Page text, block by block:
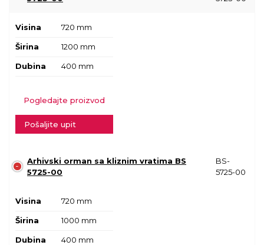
Visina 720 mm
Širina 1200 mm
Dubina 400 mm
Pogledajte proizvod
Pošaljite upit
Arhivski orman sa kliznim vratima BS
5725-00
BS-
5725-00
Visina 720 mm
Širina 1000 mm
Dubina 400 mm